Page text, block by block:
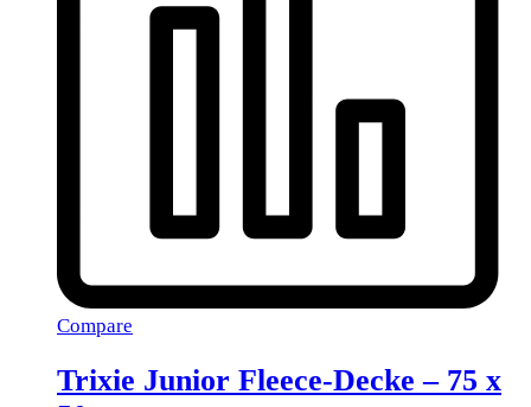
Compare
Trixie Junior Fleece-Decke – 75 x